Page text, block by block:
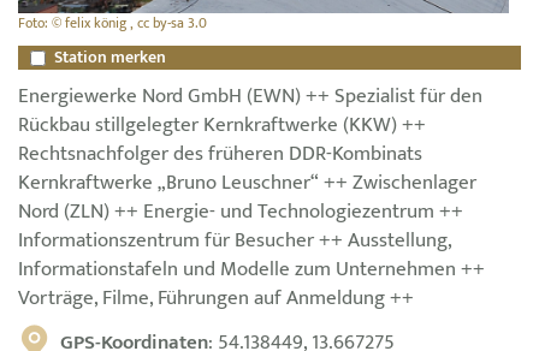
Foto: © felix könig , cc by-sa 3.0
Station merken
Energiewerke Nord GmbH (EWN) ++ Spezialist für den
Rückbau stillgelegter Kernkraftwerke (KKW) ++
Rechtsnachfolger des früheren DDR-Kombinats
Kernkraftwerke „Bruno Leuschner“ ++ Zwischenlager
Nord (ZLN) ++ Energie- und Technologiezentrum ++
Informationszentrum für Besucher ++ Ausstellung,
Informationstafeln und Modelle zum Unternehmen ++
Vorträge, Filme, Führungen auf Anmeldung ++
GPS-Koordinaten: 54.138449, 13.667275